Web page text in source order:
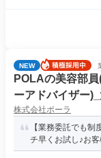
NEW
POLAの美容部
ーアドバイザー
株式会社ポーラ
【業務委託でも
チ早くお試し♪お